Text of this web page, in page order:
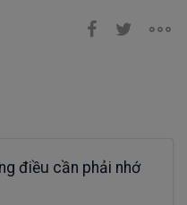
điều cần phải nhớ